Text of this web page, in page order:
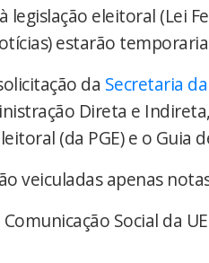
legislação eleitoral (Lei
estarão
da Secretaria
Direta e
(da PGE) e o
veiculadas apenas
Social da